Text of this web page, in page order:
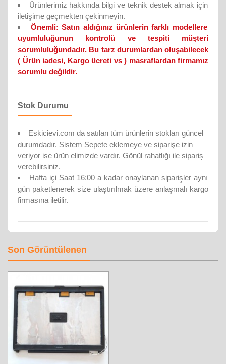
Ürünlerimiz hakkında bilgi ve teknik destek almak için
iletişime geçmekten çekinmeyin.
Önemli: Satın aldığınız ürünlerin farklı modellere
uyumluluğunun kontrolü ve tespiti müşteri
sorumluluğundadır. Bu tarz durumlardan oluşabilecek
( Ürün iadesi, Kargo ücreti vs ) masraflardan firmamız
sorumlu değildir.
Stok Durumu
Eskicievi.com da satılan tüm ürünlerin stokları güncel
durumdadır. Sistem Sepete eklemeye ve siparişe izin
veriyor ise ürün elimizde vardır. Gönül rahatlığı ile sipariş
verebilirsiniz.
Hafta içi Saat 16:00 a kadar onaylanan siparişler aynı
gün paketlenerek size ulaştırılmak üzere anlaşmalı kargo
firmasına iletilir.
Son Görüntülenen